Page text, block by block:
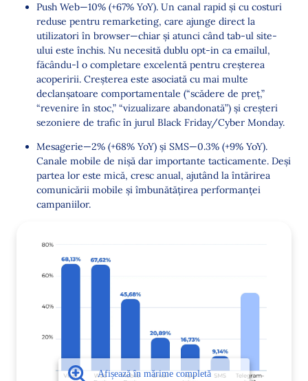
Push Web—10% (+67% YoY). Un canal rapid și cu costuri
reduse pentru remarketing, care ajunge direct la
utilizatori în browser—chiar și atunci când tab-ul site-
ului este închis. Nu necesită dublu opt-in ca emailul,
făcându-l o completare excelentă pentru creșterea
acoperirii. Creșterea este asociată cu mai multe
declanșatoare comportamentale (“scădere de preț,”
“revenire în stoc,” “vizualizare abandonată”) și creșteri
sezoniere de trafic în jurul Black Friday/Cyber Monday.
Mesagerie—2% (+68% YoY) și SMS—0.3% (+9% YoY).
Canale mobile de nișă dar importante tacticamente. Deși
partea lor este mică, cresc anual, ajutând la întărirea
comunicării mobile și îmbunătățirea performanței
campaniilor.